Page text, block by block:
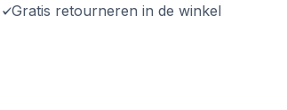
Gratis retourneren in de winkel